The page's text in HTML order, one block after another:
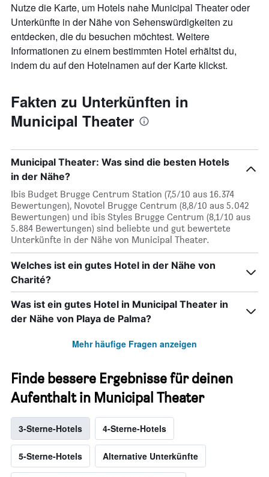
Nutze die Karte, um Hotels nahe Municipal Theater oder
Unterkünfte in der Nähe von Sehenswürdigkeiten zu
entdecken, die du besuchen möchtest. Weitere
Informationen zu einem bestimmten Hotel erhältst du,
indem du auf den Hotelnamen auf der Karte klickst.
Fakten zu Unterkünften in
Municipal Theater
Municipal Theater: Was sind die besten Hotels
in der Nähe?
Ibis Budget Brugge Centrum Station (7,5/10 aus 16.374
Bewertungen), Novotel Brugge Centrum (8,8/10 aus 5.042
Bewertungen) und ibis Styles Brugge Centrum (8,1/10 aus
5.884 Bewertungen) sind beliebte und gut bewertete
Unterkünfte in der Nähe von Municipal Theater.
Welches ist ein gutes Hotel in der Nähe von
Charité?
Was ist ein gutes Hotel in Municipal Theater in
der Nähe von Playa de Palma?
Mehr häufige Fragen anzeigen
Finde bessere Ergebnisse für deinen
Aufenthalt in Municipal Theater
3-Sterne-Hotels 4-Sterne-Hotels
5-Sterne-Hotels Alternative Unterkünfte